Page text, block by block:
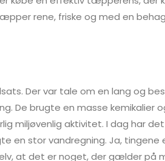
rene, friske og med en
Der var tale om en lang og
De brugte en masse kemikalier
miljøvenlig aktivitet. I dag har
en stor vandregning. Ja, tingene
at det er noget, der gælder på